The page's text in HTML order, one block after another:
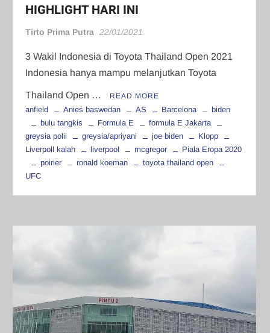
HIGHLIGHT HARI INI
Tirto Prima Putra 22/01/2021
3 Wakil Indonesia di Toyota Thailand Open 2021
Indonesia hanya mampu melanjutkan Toyota
Thailand Open … READ MORE
anfield Anies baswedan AS Barcelona
biden
bulu tangkis
Formula E
formula E Jakarta
greysia polii
greysia/apriyani joe biden
Klopp
Liverpoll kalah
liverpool mcgregor
Piala Eropa 2020
poirier
ronald koeman
toyota thailand open
UFC